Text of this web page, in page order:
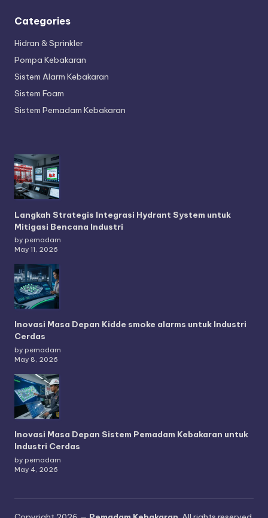
Categories
Hidran & Sprinkler
Pompa Kebakaran
Sistem Alarm Kebakaran
Sistem Foam
Sistem Pemadam Kebakaran
Langkah Strategis Integrasi Hydrant System untuk
Mitigasi Bencana Industri
by pemadam
May 11, 2026
Inovasi Masa Depan Kidde smoke alarms untuk Industri
Cerdas
by pemadam
May 8, 2026
Inovasi Masa Depan Sistem Pemadam Kebakaran untuk
Industri Cerdas
by pemadam
May 4, 2026